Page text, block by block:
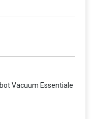
Vacuum Essentiale